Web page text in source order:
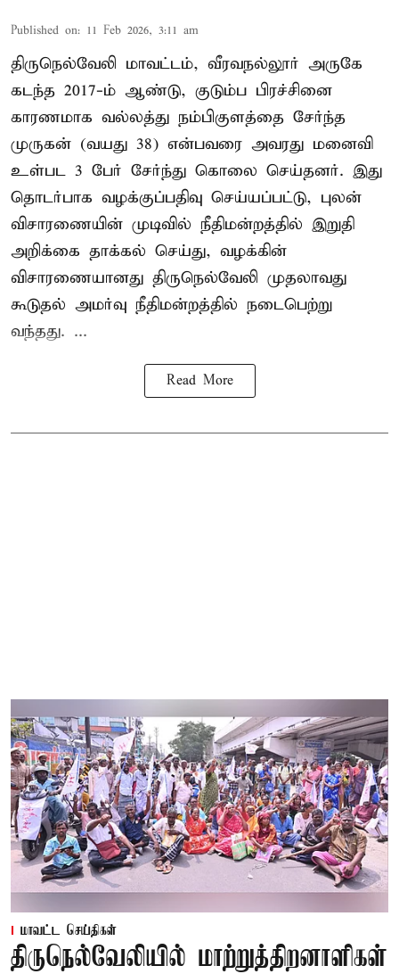
Published on: 11 Feb 2026, 3:11 am
திருநெல்வேலி மாவட்டம், வீரவநல்லூர் அருகே
கடந்த 2017-ம் ஆண்டு, குடும்ப பிரச்சினை
காரணமாக வல்லத்து நம்பிகுளத்தை சேர்ந்த
முருகன் (வயது 38) என்பவரை அவரது மனைவி
உள்பட 3 பேர் சேர்ந்து கொலை செய்தனர். இது
தொடர்பாக வழக்குப்பதிவு செய்யப்பட்டு, புலன்
விசாரணையின் முடிவில் நீதிமன்றத்தில் இறுதி
அறிக்கை தாக்கல் செய்து, வழக்கின்
விசாரணையானது திருநெல்வேலி முதலாவது
கூடுதல் அமர்வு நீதிமன்றத்தில் நடைபெற்று
வந்தது. ...
Read More
மாவட்ட செய்திகள்
திருநெல்வேலியில் மாற்றுத்திறனாளிகள்